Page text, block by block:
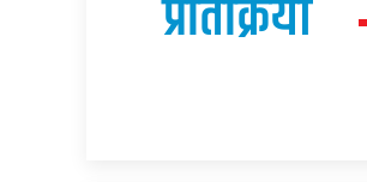
प्रतिक्रिया